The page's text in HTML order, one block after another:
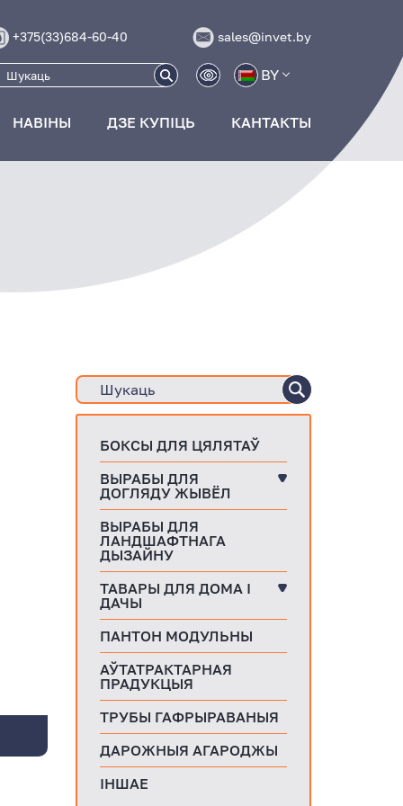
+375(33)684-60-40 sales@invet.by
BY
НАВІНЫ ДЗЕ КУПІЦЬ КАНТАКТЫ
БОКСЫ ДЛЯ ЦЯЛЯТАЎ
ВЫРАБЫ ДЛЯ
ДОГЛЯДУ ЖЫВЁЛ
ВЫРАБЫ ДЛЯ
ЛАНДШАФТНАГА
ДЫЗАЙНУ
ТАВАРЫ ДЛЯ ДОМА І
ДАЧЫ
ПАНТОН МОДУЛЬНЫ
АЎТАТРАКТАРНАЯ
ПРАДУКЦЫЯ
ТРУБЫ ГАФРЫРАВАНЫЯ
ДАРОЖНЫЯ АГАРОДЖЫ
ІНШАЕ